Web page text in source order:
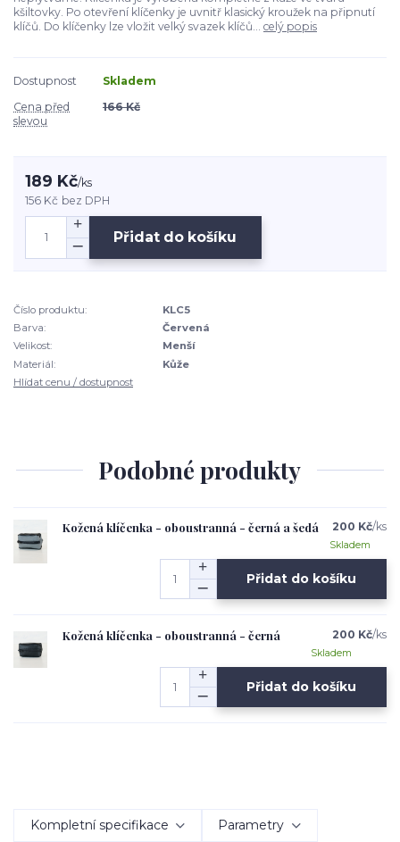
kšiltovky. Po otevření klíčenky je uvnitř klasický kroužek na připnutí
klíčů. Do klíčenky lze vložit velký svazek klíčů... celý popis
Dostupnost
Skladem
Cena před
slevou
166 Kč
189 Kč/ks
156 Kč bez DPH
Přidat do košíku
Číslo produktu:
KLC5
Barva:
Červená
Velikost:
Menší
Materiál:
Kůže
Hlídat cenu / dostupnost
Podobné produkty
Kožená klíčenka - oboustranná - černá a šedá 200 Kč/ks
Skladem
Přidat do košíku
Kožená klíčenka - oboustranná - černá 200 Kč/ks
Skladem
Přidat do košíku
Kompletní specifikace Parametry